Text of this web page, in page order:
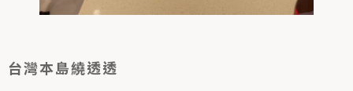
台灣本島繞透透